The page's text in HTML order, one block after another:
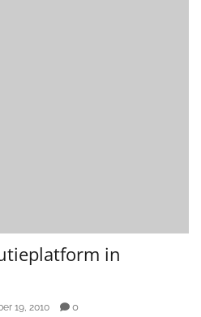
in
19, 2010 0